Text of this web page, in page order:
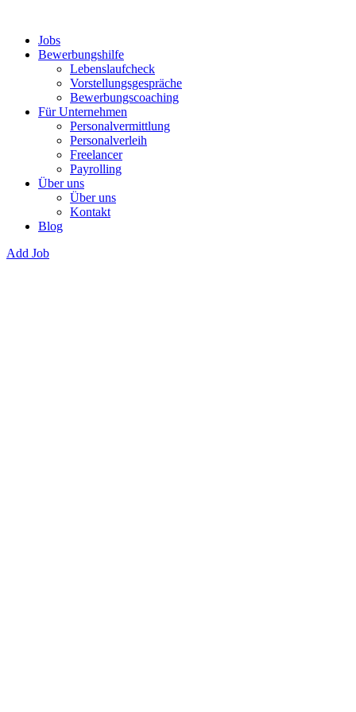
Jobs
Bewerbungshilfe
Lebenslaufcheck
Vorstellungsgespräche
Bewerbungscoaching
Für Unternehmen
Personalvermittlung
Personalverleih
Freelancer
Payrolling
Über uns
Über uns
Kontakt
Blog
Add Job